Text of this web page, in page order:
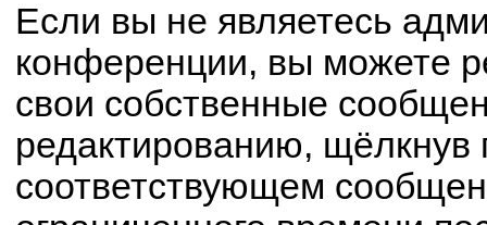
Если вы не являетесь
конференции, вы можете
свои собственные
редактированию, щёлкнув
соответствующем